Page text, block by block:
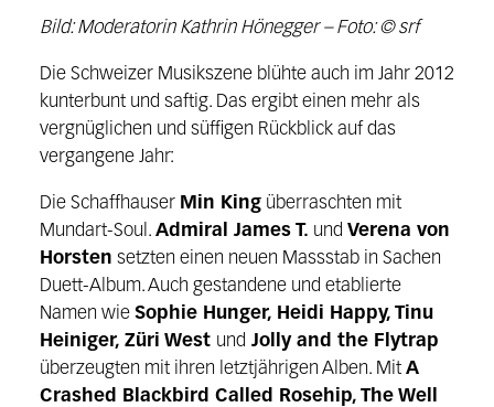
Bild: Moderatorin Kathrin Hönegger – Foto: © srf
Die Schweizer Musikszene blühte auch im Jahr 2012
kunterbunt und saftig. Das ergibt einen mehr als
vergnüglichen und süffigen Rückblick auf das
vergangene Jahr:
Die Schaffhauser Min Kingüberraschten mit
Mundart-Soul. Admiral James T. und Verena von
Horsten setzten einen neuen Massstab in Sachen
Duett-Album. Auch gestandene und etablierte
Namen wie Sophie Hunger, Heidi Happy, Tinu
Heiniger, Züri West und Jolly and the Flytrap
überzeugten mit ihren letztjährigen Alben. Mit A
Crashed Blackbird Called Rosehip, The Well